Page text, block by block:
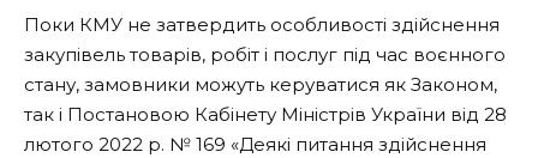
Поки КМУ не затвердить особливості здійснення
закупівель товарів, робіт і послуг під час воєнного
стану, замовники можуть керуватися як Законом,
так і Постановою Кабінету Міністрів України від 28
лютого 2022 р. № 169 «Деякі питання здійснення